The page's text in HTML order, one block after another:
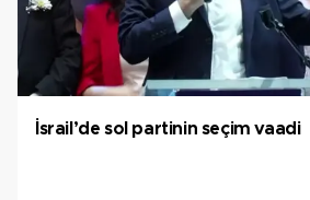
İsrail’de sol partinin seçim vaadi